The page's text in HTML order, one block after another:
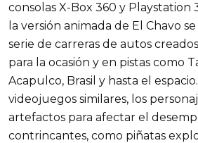
consolas X-Box 360 y Playstation
la versión animada de El Chavo
serie de carreras de autos
para la ocasión y en pistas como
Acapulco, Brasil y hasta el
videojuegos similares, los
artefactos para afectar el
contrincantes, como piñatas